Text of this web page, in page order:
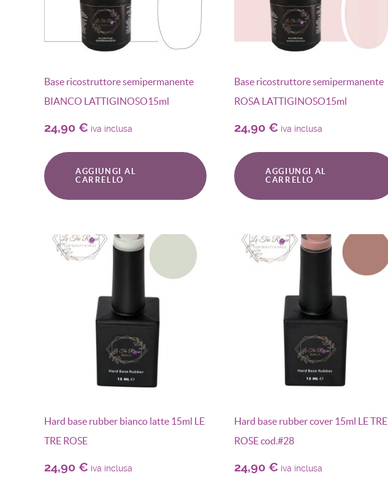
Base ricostruttore semipermanente
BIANCO LATTIGINOSO15ml
24,90 € iva inclusa
AGGIUNGI AL
CARRELLO
Base ricostruttore semipermanente
ROSA LATTIGINOSO15ml
24,90 € iva inclusa
AGGIUNGI AL
CARRELLO
Hard base rubber bianco latte 15ml LE
TRE ROSE
24,90 € iva inclusa
Hard base rubber cover 15ml LE TRE
ROSE cod.#28
24,90 € iva inclusa